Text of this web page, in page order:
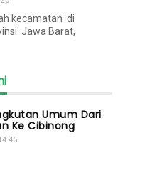
kecamatan di
Jawa Barat,
Umum Dari
Ke Cibinong